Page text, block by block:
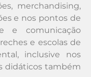
merchandising,
e nos pontos de
e comunicação
e escolas de
inclusive nos
didáticos também